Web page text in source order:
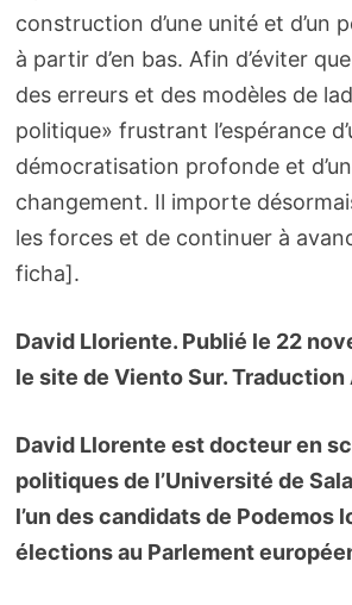
construction d’une unité et d’un
à partir d’en bas. Afin d’éviter
des erreurs et des modèles de
politique» frustrant l’espérance
démocratisation profonde et
changement. Il importe
les forces et de continuer à
ficha].
David Lloriente. Publié le 22
le site de Viento Sur. Traduction
David Llorente est docteur en
politiques de l’Université de
l’un des candidats de Podemos
élections au Parlement